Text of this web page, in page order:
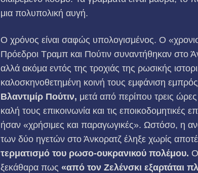
μια πολυπολική αυγή.
Ο χρόνος είναι σαφώς υπολογισμένος. Ο
Πρόεδροι Τραμπ και Πούτιν συναντήθηκαν στο
αλλά ακόμα εντός της τροχιάς της ρωσικής
καλοσκηνοθετημένη κοινή τους εμφάνιση
Βλαντιμίρ Πούτιν, μετά από περίπου τρεις
καλή τους επικοινωνία και τις
ήσαν «χρήσιμες και παραγωγικές». Ωστόσο, η
των δύο ηγετών στο Άνκορατζ έληξε χωρίς
τερματισμό του ρωσο-ουκρανικού πολέμου.
ξεκάθαρα πως «από τον Ζελένσκι εξαρτάται